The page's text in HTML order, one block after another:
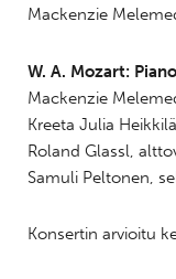
Mackenzie
W. A. Mozart:
Mackenzie
Kreeta Julia
Roland Glassl,
Samuli Peltonen,
Konsertin arvioitu